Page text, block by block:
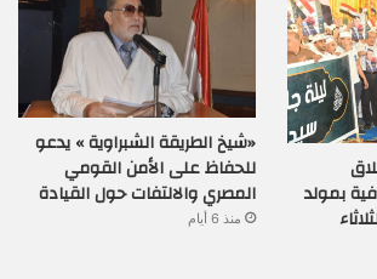
بمولد
«شيخ الطريقة الشبراوية » يدعو
للحفاظ على الأمن القومي
المصري والالتفات حول القيادة
منذ 6 أيام